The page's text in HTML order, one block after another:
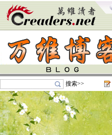
搜索>>